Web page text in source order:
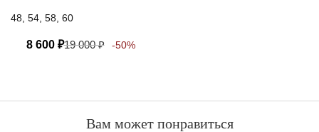
48, 54, 58, 60
8 600 ₽19 000₽ -50%
Вам может понравиться